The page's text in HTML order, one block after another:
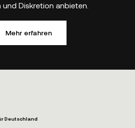
und Diskretion anbieten.
Mehr erfahren
Deutschland